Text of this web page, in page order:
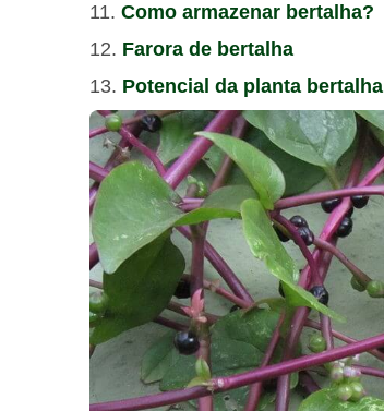
Como armazenar bertalha?
Farora de bertalha
Potencial da planta bertalha